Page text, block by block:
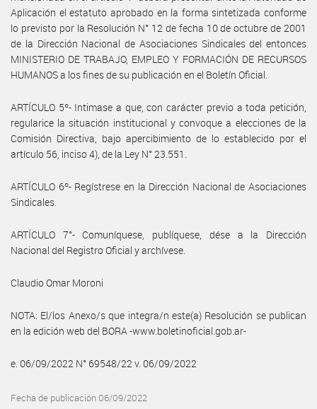
Aplicación el estatuto aprobado en la forma sintetizada conforme
lo previsto por la Resolución N° 12 de fecha 10 de octubre de 2001
de la Dirección Nacional de Asociaciones Sindicales del entonces
MINISTERIO DE TRABAJO, EMPLEO Y FORMACIÓN DE RECURSOS
HUMANOS a los fines de su publicación en el Boletín Oficial.
ARTÍCULO 5º- Intimase a que, con carácter previo a toda petición,
regularice la situación institucional y convoque a elecciones de la
Comisión Directiva, bajo apercibimiento de lo establecido por el
artículo 56, inciso 4), de la Ley N° 23.551.
ARTÍCULO 6º- Regístrese en la Dirección Nacional de Asociaciones
Sindicales.
ARTÍCULO 7°- Comuníquese, publíquese, dése a la Dirección
Nacional del Registro Oficial y archívese.
Claudio Omar Moroni
NOTA: El/los Anexo/s que integra/n este(a) Resolución se publican
en la edición web del BORA -www.boletinoficial.gob.ar-
e. 06/09/2022 N° 69548/22 v. 06/09/2022
Fecha de publicación 06/09/2022